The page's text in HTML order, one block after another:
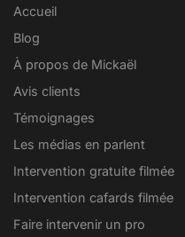
Accueil
Blog
À propos de Mickaël
Avis clients
Témoignages
Les médias en parlent
Intervention gratuite filmée
Intervention cafards filmée
Faire intervenir un pro